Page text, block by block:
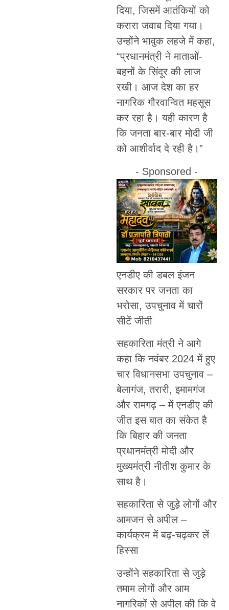
दिया, जिसमें आतंकियों को
करारा जवाब दिया गया।
उन्होंने भावुक लहजे में कहा,
“प्रधानमंत्री ने माताओं-
बहनों के सिंदूर की लाज
रखी। आज देश का हर
नागरिक गौरवान्वित महसूस
कर रहा है। यही कारण है
कि जनता बार-बार मोदी जी
को आशीर्वाद दे रही है।”
- Sponsored -
एनडीए की डबल इंजन
सरकार पर जनता का
भरोसा, उपचुनाव में चारों
सीटें जीती
सहकारिता मंत्री ने आगे
कहा कि नवंबर 2024 में हुए
चार विधानसभा उपचुनाव –
बेलागंज, तरारी, इमामगंज
और रामगढ़ – में एनडीए की
जीत इस बात का संकेत है
कि बिहार की जनता
प्रधानमंत्री मोदी और
मुख्यमंत्री नीतीश कुमार के
साथ है।
सहकारिता से जुड़े लोगों और
आमजन से अपील –
कार्यक्रम में बढ़-चढ़कर लें
हिस्सा
उन्होंने सहकारिता से जुड़े
तमाम लोगों और आम
नागरिकों से अपील की कि वे